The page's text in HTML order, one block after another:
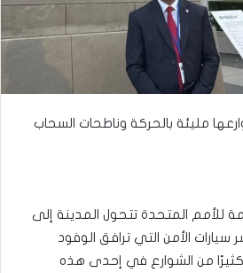
مليئة بالحركة وناطحات السحاب
للأمم المتحدة تتحول المدينة إلى
الأمن التي ترافق الوفود
كثيرًا من الشوارع في إحدى هذه